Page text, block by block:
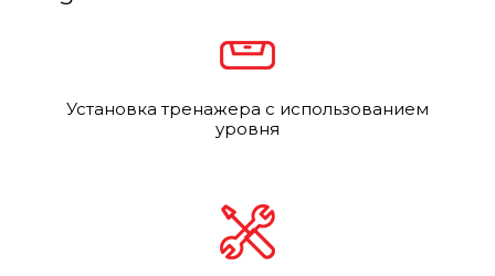
Установка тренажера с использованием
уровня